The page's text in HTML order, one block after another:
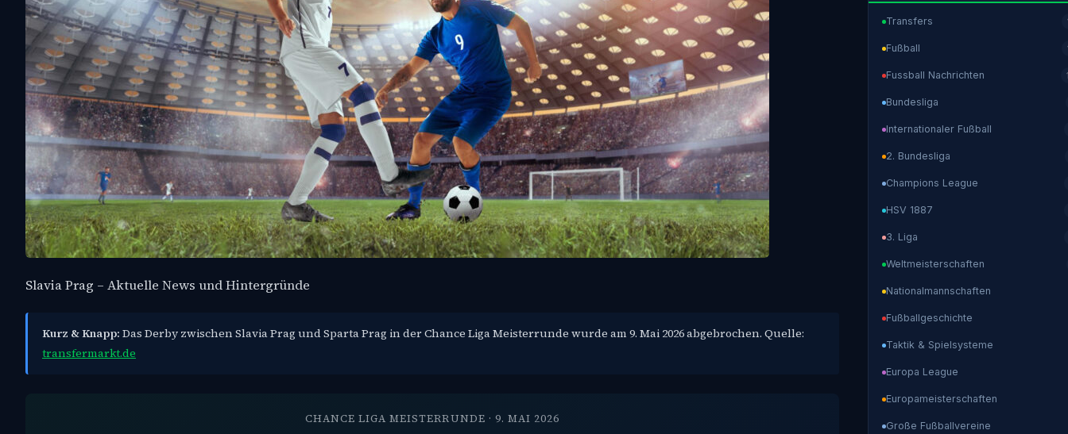
Slavia Prag – Aktuelle News und Hintergründe
Kurz & Knapp: Das Derby zwischen Slavia Prag und Sparta Prag in der Chance Liga Meisterrunde wurde am 9. Mai 2026 abgebrochen. Quelle:
transfermarkt.de
CHANCE LIGA MEISTERRUNDE · 9. MAI 2026
Transfers
Fußball
Fussball Nachrichten
Bundesliga
Internationaler Fußball
2. Bundesliga
Champions League
HSV 1887
3. Liga
Weltmeisterschaften
Nationalmannschaften
Fußballgeschichte
Taktik & Spielsysteme
Europa League
Europameisterschaften
Große Fußballvereine